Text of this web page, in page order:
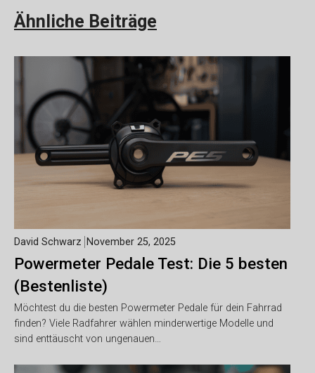
Ähnliche Beiträge
Powermeter Pedale Test: Die 5 besten
(Bestenliste)
David Schwarz November 25, 2025
Möchtest du die besten Powermeter Pedale für dein Fahrrad
finden? Viele Radfahrer wählen minderwertige Modelle und
sind enttäuscht von ungenauen…